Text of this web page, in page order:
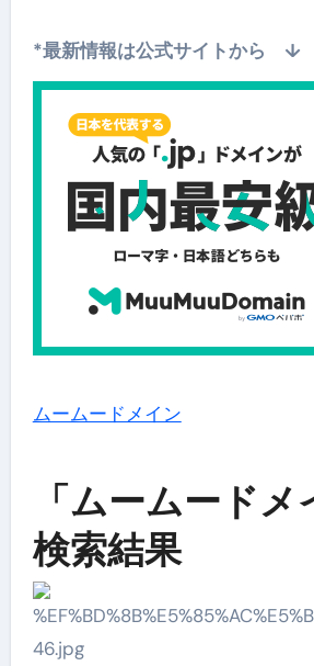
*最新情報は公式サイトから ↓
ムームードメイン
「ムームード
検索結果